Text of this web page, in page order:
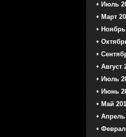
Июль
Март
Ноябрь
Август
Июль
Июнь
Май
Апрель